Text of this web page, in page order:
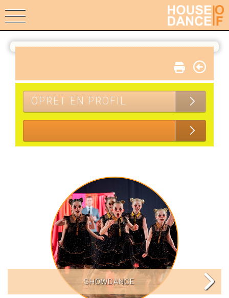
OPRET EN PROFIL
SHOWDANCE